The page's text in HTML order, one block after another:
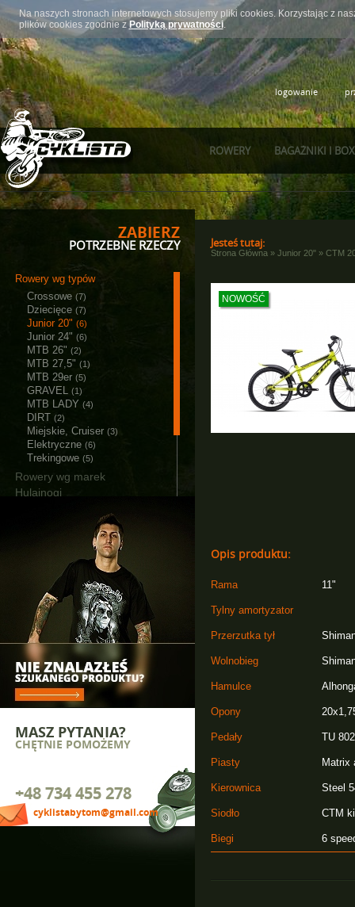
Na naszych stronach internetowych stosujemy pliki cookies. Korzystając z
plików cookies zgodnie zPolityką prywatności.
logowanie
BAGAŻNIKI I
ROWERY
ZABIERZ
POTRZEBNE RZECZY
Rowery wg typów
Crossowe (7)
Dziecięce (7)
Junior 20" (6)
Junior 24" (6)
MTB 26" (2)
MTB 27,5" (1)
MTB 29er (5)
GRAVEL (1)
MTB LADY (4)
DIRT (2)
Miejskie, Cruiser (3)
Elektryczne (6)
Trekingowe (5)
Rowery wg marek
Hulajnogi
Narzędzia i smary
Łańcuchy śniegowe
Bagażniki i Boxy
MASZ PYTANIA?
CHĘTNIE POMOŻEMY
+48 734 455 278
cyklistabytom@gmail.com
Jesteś tutaj:
Strona Główna » Junior 20" » CTM
NOWOŚĆ
Opis produktu:
Rama 11"
Tylny amortyzator
Przerzutka tył
Wolnobieg
Hamulce
Opony
Pedały TU
Piasty Matrix
Kierownica Steel
Siodło CTM
Biegi 6